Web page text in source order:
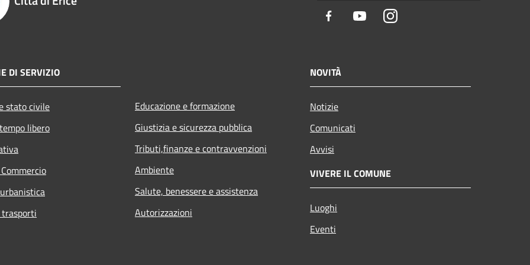
Facebook YoutubeInstagram
DI SERVIZIO
stato civile
libero
Educazione e formazione
Giustizia e sicurezza pubblica
Tributi,finanze e contravvenzioni
Ambiente
Salute, benessere e assistenza
Autorizzazioni
NOVITÀ
Notizie
Comunicati
Avvisi
VIVERE IL COMUNE
Luoghi
Eventi